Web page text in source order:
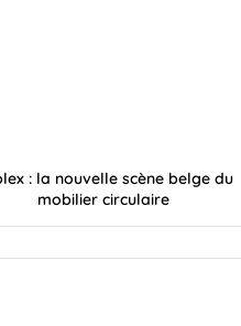
: la nouvelle scène belge du
mobilier circulaire